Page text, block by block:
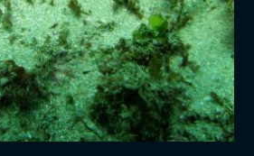
ContactosArtrópodes
Aracnídeos
Crustáceos
Diplópodes
Cnidários
Cordados
Anfíbios
Equinodermes
Angiospérmicas
Briófitas
Gimnospérmicas
Pteridófitas
Fungos
Ascomicetes
Basidiomicetes
Anelídeos
Artrópodes
Braquiópodes
Cnidários
Plantas
Gimnospérmicas
Pteridófitas
Chromista
Glossário
Revista Naturae digital
Financiamento